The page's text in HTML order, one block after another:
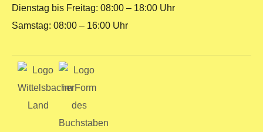
Dienstag bis Freitag: 08:00 – 18:00 Uhr
Samstag: 08:00 – 16:00 Uhr